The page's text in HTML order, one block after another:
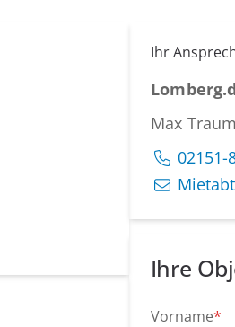
Ihr
Max
02151-
Ihre
Vorname*